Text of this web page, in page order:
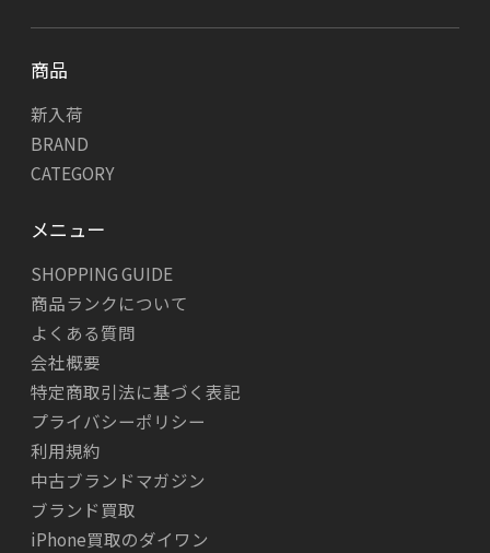
商品
新入荷
BRAND
CATEGORY
メニュー
SHOPPING GUIDE
商品ランクについて
よくある質問
会社概要
特定商取引法に基づく表記
プライバシーポリシー
利用規約
中古ブランドマガジン
ブランド買取
iPhone買取のダイワン